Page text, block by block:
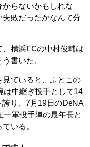
からないかもしれな
敗だったかなんて分
横浜FCの中村俊輔は
書いた。
ていると、ふとこの
は中継ぎ投手として14
り、7月19日のDeNA
軍投手陣の最年長と
いる。